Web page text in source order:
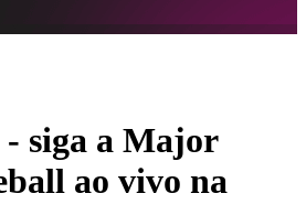
siga a Major
ao vivo na